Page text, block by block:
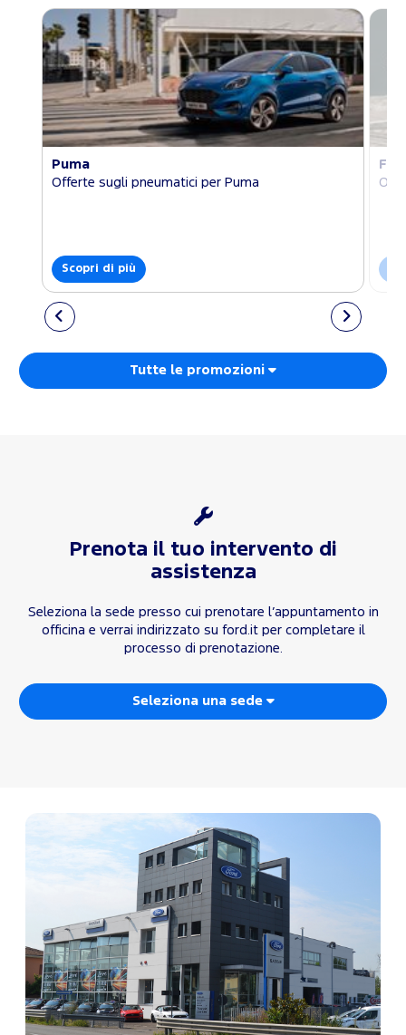
Puma
Offerte sugli pneumatici per Puma
Scopri di più
Tutte le promozioni
Prenota il tuo intervento di
assistenza
Seleziona la sede presso cui prenotare l’appuntamento in
officina e verrai indirizzato su ford.it per completare il
processo di prenotazione.
Seleziona una sede